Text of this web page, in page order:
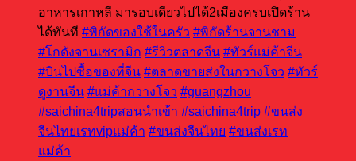
อาหารเกาหลี มารอบเดียวไปได้2เมืองครบเปิดร้าน
ได้ทันที #พิกัดของใช้ในครัว #พิกัดร้านจานชาม
#โกดังจานเซรามิก #รีวิวตลาดจีน #ทัวร์แม่ค้าจีน
#บินไปซื้อของที่จีน #ตลาดขายส่งในกวางโจว #ทัวร์
ดูงานจีน #แม่ค้ากวางโจว #guangzhou
#saichina4tripสอนนําเข้า #saichina4trip #ขนส่ง
จีนไทยเรทvipแม่ค้า #ขนส่งจีนไทย #ขนส่งเรท
แม่ค้า